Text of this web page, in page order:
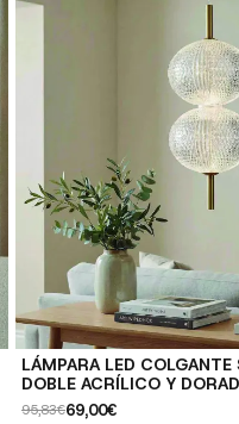
LÁMPARA LED
DOBLE ACRÍLICO Y
95,83€69,00€